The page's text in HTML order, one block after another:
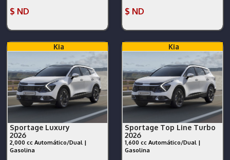
$ ND $ ND
Kia
Sportage Luxury
2026
2,000 cc Automático/Dual |
Gasolina
Kia
Sportage Top Line Turbo
2026
1,600 cc Automático/Dual |
Gasolina